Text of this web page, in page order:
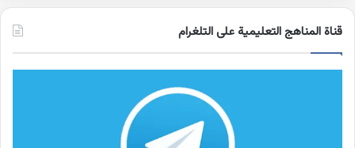
قناة المناهج التعليمية على التلغرام